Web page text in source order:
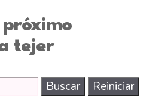
próximo
tejer
Buscar Reiniciar